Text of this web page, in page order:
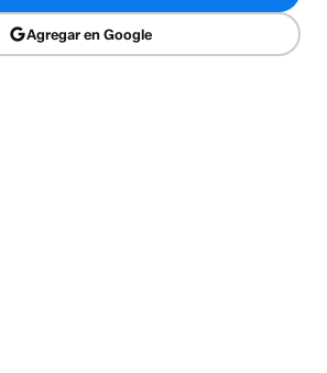
Agregar en Google